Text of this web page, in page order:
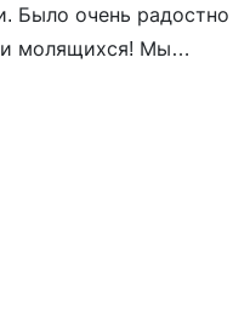
Было очень радостно
и молящихся! Мы